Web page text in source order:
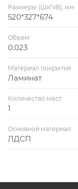
Размеры (ШхГхВ), мм
520*327*674
Объем
0.023
Материал покрытия
Ламинат
Количество мест
1
Основной материал
ЛДСП